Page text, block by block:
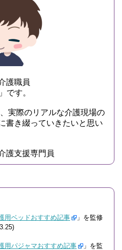
護職員
です。
実際のリアルな介護現場の
書き綴っていきたいと思い
護支援専門員
用ベッドおすすめ記事
」を監修
用パジャマおすすめ記事
」を監